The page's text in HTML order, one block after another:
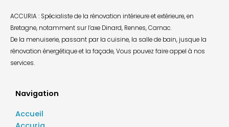
ACCURIA : Spécialiste de la rénovation intérieure et extérieure, en
Bretagne, notamment sur l’axe Dinard, Rennes, Carnac.
De la menuiserie, passant par la cuisine, la salle de bain, jusque la
rénovation énergétique et la façade, Vous pouvez faire appel à nos
services.
Navigation
Accueil